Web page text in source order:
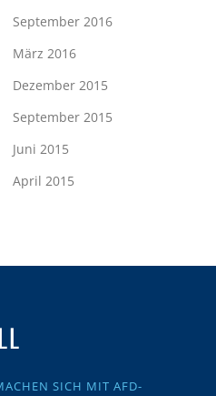
September 2016
März 2016
Dezember 2015
September 2015
Juni 2015
April 2015
SICH MIT AFD-